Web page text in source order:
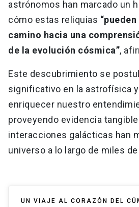
astrónomos han marcado un
cómo estas reliquias
camino hacia una
de la evolución cósmica”,
Este descubrimiento se
significativo en la astrofísica
enriquecer nuestro
proveyendo evidencia
interacciones galácticas han
universo a lo largo de miles
UN VIAJE AL CORAZÓN DEL